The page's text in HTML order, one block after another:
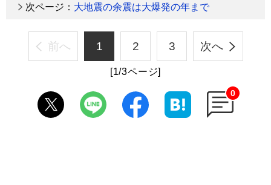
次ページ： 大地震の余震は大爆発の年まで
前へ 1 2 3 次へ
[1/3ページ]
0